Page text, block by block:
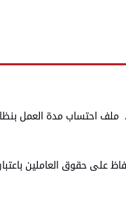
ملف احتساب مدة العمل
على حقوق العاملين